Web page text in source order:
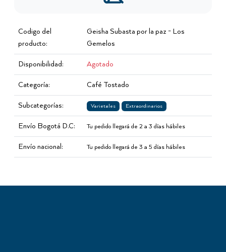
Codigo del
producto:
Geisha Subasta por la paz - Los
Gemelos
Disponibilidad: Agotado
Categoría: Café Tostado
Subcategorías: Varietales Extraordinarios
Envío Bogotá D.C: Tu pedido llegará de 2 a 3 días hábiles
Envío nacional: Tu pedido llegará de 3 a 5 días hábiles